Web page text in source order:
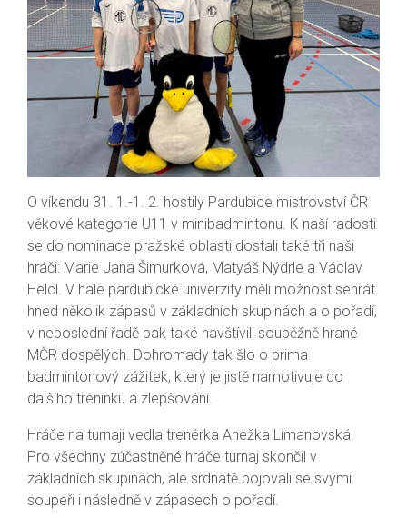
O víkendu 31. 1.-1. 2. hostily Pardubice mistrovství ČR
věkové kategorie U11 v minibadmintonu. K naší radosti
se do nominace pražské oblasti dostali také tři naši
hráči: Marie Jana Šimurková, Matyáš Nýdrle a Václav
Helcl. V hale pardubické univerzity měli možnost sehrát
hned několik zápasů v základních skupinách a o pořadí,
v neposlední řadě pak také navštívili souběžně hrané
MČR dospělých. Dohromady tak šlo o prima
badmintonový zážitek, který je jistě namotivuje do
dalšího tréninku a zlepšování.
Hráče na turnaji vedla trenérka Anežka Limanovská.
Pro všechny zúčastněné hráče turnaj skončil v
základních skupinách, ale srdnatě bojovali se svými
soupeři i následně v zápasech o pořadí.